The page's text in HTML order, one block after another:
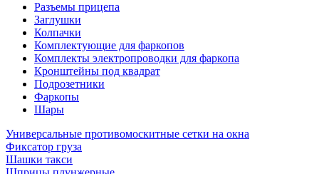
Разъемы прицепа
Заглушки
Колпачки
Комплектующие для фаркопов
Комплекты электропроводки для фаркопа
Кронштейны под квадрат
Подрозетники
Фаркопы
Шары
Универсальные противомоскитные сетки на окна
Фиксатор груза
Шашки такси